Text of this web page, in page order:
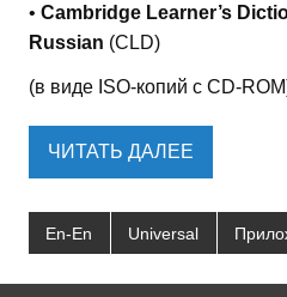
• Cambridge Learner’s
Russian (CLD)
(в виде ISO-копий с CD-
ЧИТАТЬ ДАЛЕЕ
En-En Universal